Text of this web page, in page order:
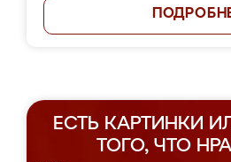
ЕСТЬ КАРТИНКИ
ТОГО, ЧТО